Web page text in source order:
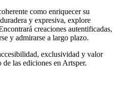
como enriquecer su
y expresiva, explore
creaciones autentificadas,
y admirarse a largo plazo.
exclusividad y valor
las ediciones en Artsper.